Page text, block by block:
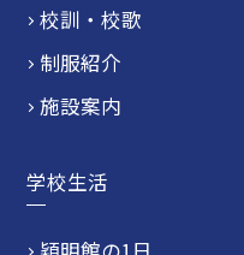
校訓・校歌
制服紹介
施設案内
学校生活